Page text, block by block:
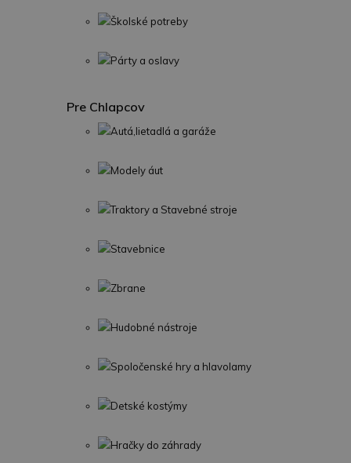
Školské potreby
Párty a oslavy
Pre Chlapcov
Autá,lietadlá a garáže
Modely áut
Traktory a Stavebné stroje
Stavebnice
Zbrane
Hudobné nástroje
Spoločenské hry a hlavolamy
Detské kostýmy
Hračky do záhrady